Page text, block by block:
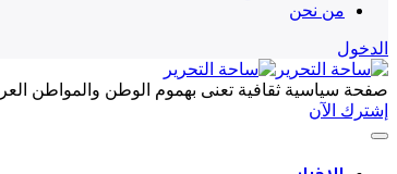
من نحن
الدخول
صفحة سياسية ثقافية تعنى بهموم الوطن والمواطن
إشترك الآن